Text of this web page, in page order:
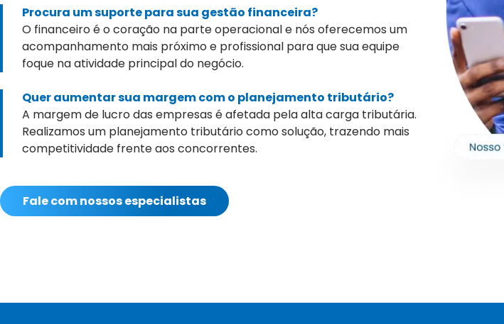
Procura um suporte para sua gestão financeira?
O financeiro é o coração na parte operacional e nós oferecemos um
acompanhamento mais próximo e profissional para que sua equipe
foque na atividade principal do negócio.
Quer aumentar sua margem com o planejamento tributário?
A margem de lucro das empresas é afetada pela alta carga tributária.
Realizamos um planejamento tributário como solução, trazendo mais
competitividade frente aos concorrentes.
Fale com nossos especialistas